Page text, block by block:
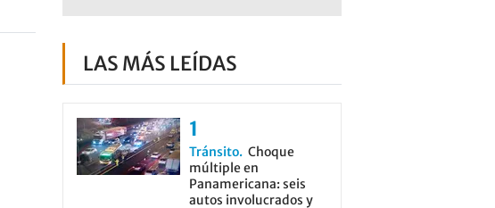
LAS MÁS LEÍDAS
Tránsito Choque
múltiple en
Panamericana: seis
autos involucrados y